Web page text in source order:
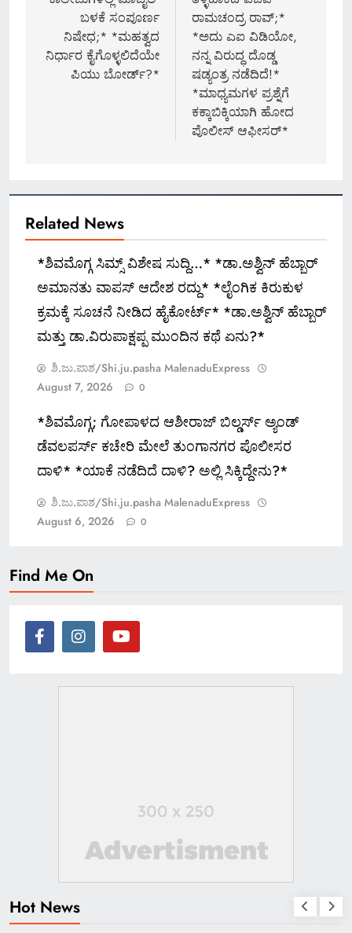
ಬಳಕೆ ಸಂಪೂರ್ಣ
ನಿಷೇಧ;* *ಮಹತ್ವದ
ನಿರ್ಧಾರ ಕೈಗೊಳ್ಳಲಿದೆಯೇ
ಪಿಯು ಬೋರ್ಡ್?*
ರಾಮಚಂದ್ರ ರಾವ್;*
*ಅದು ಎಐ ವಿಡಿಯೋ,
ನನ್ನ ವಿರುದ್ಧ ದೊಡ್ಡ
ಷಡ್ಯಂತ್ರ ನಡೆದಿದೆ!*
*ಮಾಧ್ಯಮಗಳ ಪ್ರಶ್ನೆಗೆ
ಕಕ್ಕಾಬಿಕ್ಕಿಯಾಗಿ ಹೋದ
ಪೊಲೀಸ್ ಆಫೀಸರ್*
Related News
*ಶಿವಮೊಗ್ಗ ಸಿಮ್ಸ್ ವಿಶೇಷ ಸುದ್ದಿ…* *ಡಾ.ಅಶ್ವಿನ್ ಹೆಬ್ಬಾರ್
ಅಮಾನತು ವಾಪಸ್ ಆದೇಶ ರದ್ದು* *ಲೈಂಗಿಕ ಕಿರುಕುಳ
ಕ್ರಮಕ್ಕೆ ಸೂಚನೆ ನೀಡಿದ ಹೈಕೋರ್ಟ್* *ಡಾ.ಅಶ್ವಿನ್ ಹೆಬ್ಬಾರ್
ಮತ್ತು ಡಾ.ವಿರುಪಾಕ್ಷಪ್ಪ ಮುಂದಿನ ಕಥೆ ಏನು?*
ಶಿ.ಜು.ಪಾಶ/Shi.ju.pasha MalenaduExpress
August 7, 2026
0
*ಶಿವಮೊಗ್ಗ; ಗೋಪಾಳದ ಆಶೀರಾಜ್ ಬಿಲ್ಡರ್ಸ್ ಅ್ಯಂಡ್
ಡೆವಲಪರ್ಸ್ ಕಚೇರಿ ಮೇಲೆ ತುಂಗಾನಗರ ಪೊಲೀಸರ
ದಾಳಿ* *ಯಾಕೆ ನಡೆದಿದೆ ದಾಳಿ? ಅಲ್ಲಿ ಸಿಕ್ಕಿದ್ದೇನು?*
ಶಿ.ಜು.ಪಾಶ/Shi.ju.pasha MalenaduExpress
August 6, 2026
0
Find Me On
Hot News